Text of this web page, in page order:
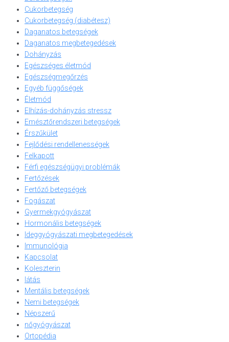
Cukorbetegség
Cukorbetegség (diabétesz)
Daganatos betegségek
Daganatos megbetegedések
Dohányzás
Egészséges életmód
Egészségmegőrzés
Egyéb függőségek
Életmód
Elhízás-dohányzás stressz
Emésztőrendszeri betegségek
Érszűkület
Fejlődési rendellenességek
Felkapott
Férfi egészségügyi problémák
Fertőzések
Fertőző betegségek
Fogászat
Gyermekgyógyászat
Hormonális betegségek
Ideggyógyászati megbetegedések
Immunológia
Kapcsolat
Koleszterin
látás
Mentális betegségek
Nemi betegségek
Népszerű
nőgyógyászat
Ortopédia